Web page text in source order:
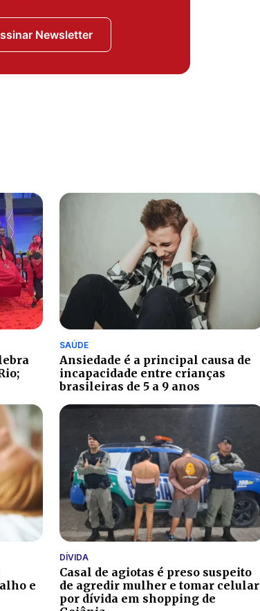
Newsletter
SAÚDE
Ansiedade é a principal causa de
incapacidade entre crianças
brasileiras de 5 a 9 anos
e
DÍVIDA
Casal de agiotas é preso suspeito
de agredir mulher e tomar celular
por dívida em shopping de